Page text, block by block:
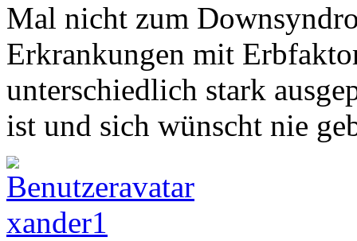
Mal nicht zum
Erkrankungen mit
unterschiedlich stark
ist und sich wünscht nie
xander1